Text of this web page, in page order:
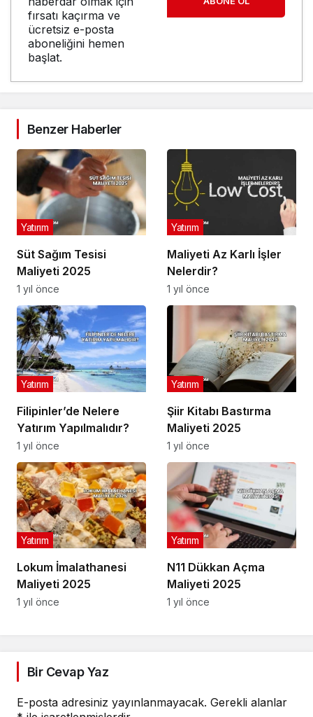
fırsatı kaçırma ve
ücretsiz e-posta
aboneliğini hemen
başlat.
Benzer Haberler
Süt Sağım Tesisi
Maliyeti 2025
Yatırım
1 yıl önce
Maliyeti Az Karlı İşler
Nelerdir?
Yatırım
1 yıl önce
Filipinler’de Nelere
Yatırım Yapılmalıdır?
Yatırım
1 yıl önce
Şiir Kitabı Bastırma
Maliyeti 2025
Yatırım
1 yıl önce
Lokum İmalathanesi
Maliyeti 2025
Yatırım
1 yıl önce
N11 Dükkan Açma
Maliyeti 2025
Yatırım
1 yıl önce
Bir Cevap Yaz
E-posta adresiniz yayınlanmayacak. Gerekli alanlar